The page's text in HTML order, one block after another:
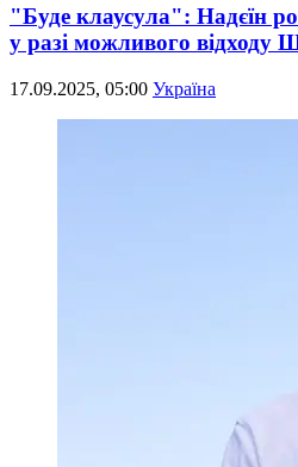
"Будe клаусула": Надєїн
у разі можливого відходу
17.09.2025, 05:00 Україна